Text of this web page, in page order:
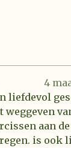
4
liefdevol
weggeven
aan de
is ook